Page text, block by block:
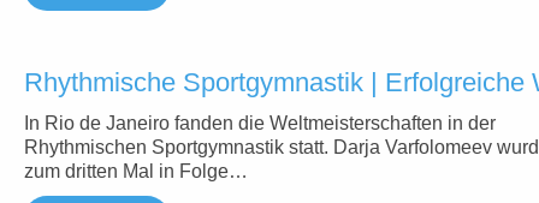
Rhythmische Sportgymnastik | Erfolgreiche
In Rio de Janeiro fanden die Weltmeisterschaften in der
Rhythmischen Sportgymnastik statt. Darja Varfolomeev
zum dritten Mal in Folge…